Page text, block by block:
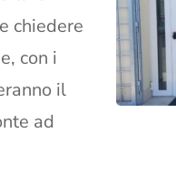
chiedere
con i
il
ad